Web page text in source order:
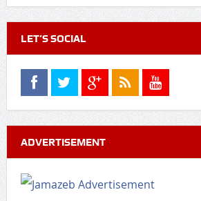
LET’S SOCIAL
ADVERTISEMENT